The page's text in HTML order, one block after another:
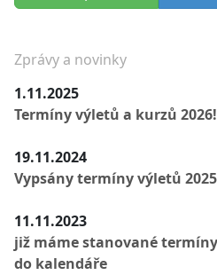
Zprávy a novinky
1.11.2025
Termíny výletů a kurzů 2026!
19.11.2024
Vypsány termíny výletů
11.11.2023
již máme stanované
do kalendáře